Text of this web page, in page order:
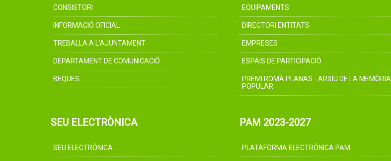
CONSISTORI
INFORMACIÓ OFICIAL
TREBALLA A L'AJUNTAMENT
DEPARTAMENT DE COMUNICACIÓ
BEQUES
EQUIPAMENTS
DIRECTORI ENTITATS
EMPRESES
ESPAIS DE PARTICIPACIÓ
PREMI ROMÀ PLANAS - ARXIU DE LA MEMÒRIA
POPULAR
SEU ELECTRÒNICA
SEU ELECTRÒNICA
PAM 2023-2027
PLATAFORMA ELECTRÒNICA PAM